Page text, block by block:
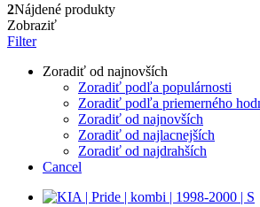
2Nájdené produkty
Zobraziť
Filter
Zoradiť od najnovších
Zoradiť podľa populárnosti
Zoradiť podľa priemerného
Zoradiť od najnovších
Zoradiť od najlacnejších
Zoradiť od najdrahších
Cancel